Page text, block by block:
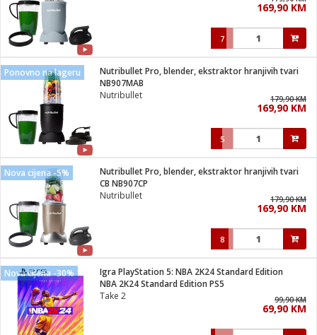
169,90 KM
7
Ponovno na lageru
Nutribullet Pro, blender, ekstraktor hranjivih tvari
NB907MAB
Nutribullet
179,90 KM
169,90 KM
5
Nova cijena -5%
Nutribullet Pro, blender, ekstraktor hranjivih tvari
CB NB907CP
Nutribullet
179,90 KM
169,90 KM
8
Nova cijena -30%
Igra PlayStation 5: NBA 2K24 Standard Edition
NBA 2K24 Standard Edition PS5
Take 2
99,90 KM
69,90 KM